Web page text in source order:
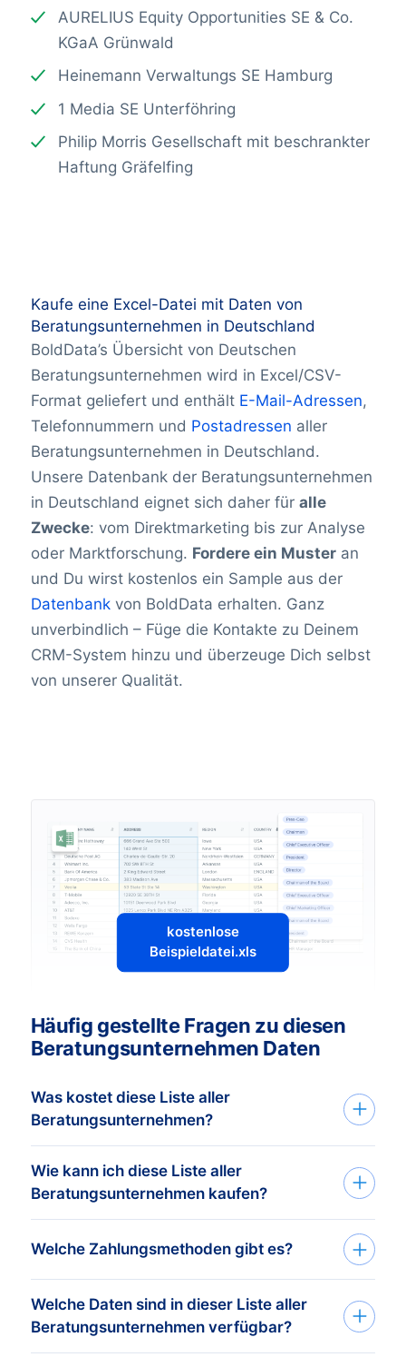
AURELIUS Equity Opportunities SE & Co.
KGaA Grünwald
Heinemann Verwaltungs SE Hamburg
1 Media SE Unterföhring
Philip Morris Gesellschaft mit beschrankter
Haftung Gräfelfing
Kaufe eine Excel-Datei mit Daten von
Beratungsunternehmen in Deutschland
BoldData’s Übersicht von Deutschen
Beratungsunternehmen wird in Excel/CSV-
Format geliefert und enthält E-Mail-Adressen,
Telefonnummern und Postadressen aller
Beratungsunternehmen in Deutschland.
Unsere Datenbank der Beratungsunternehmen
in Deutschland eignet sich daher für alle
Zwecke: vom Direktmarketing bis zur Analyse
oder Marktforschung. Fordere ein Musteran
und Du wirst kostenlos ein Sample aus der
Datenbankvon BoldData erhalten. Ganz
unverbindlich – Füge die Kontakte zu Deinem
CRM-System hinzu und überzeuge Dich selbst
von unserer Qualität.
kostenlose
Beispieldatei.xls
Häufig gestellte Fragen zu diesen
Beratungsunternehmen Daten
Was kostet diese Liste aller
Beratungsunternehmen?
Der Preis hängt von der Menge der Daten
ab, die Du kaufen möchtest. Der
Mindestbestellwert beträgt € 425,-. Dies
entspricht etwa 1.000 aktuellen Adressen.
Wenn Du mehr kaufst, erhältst Du einen
höheren Rabatt! UnserePreise findest Du
hier. Klicke auf “Weltweite B2B-Daten” für
eine detaillierte Übersicht.
Wie kann ich diese Liste aller
Beratungsunternehmen kaufen?
Wir liefern maßgefertigte datenbanken in
Schritten kannst Du die Adressen
erwerben:
Welche Zahlungsmethoden gibt es?
Nachdem Du die Liste aller
Beratungsunternehmen bei einem unserer
Welche Daten sind in dieser Liste aller
Beratungsunternehmen verfügbar?